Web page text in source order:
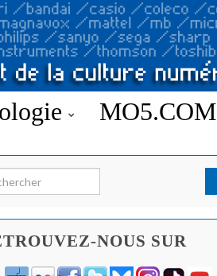
MO5.COM
for:
NOUS SUR